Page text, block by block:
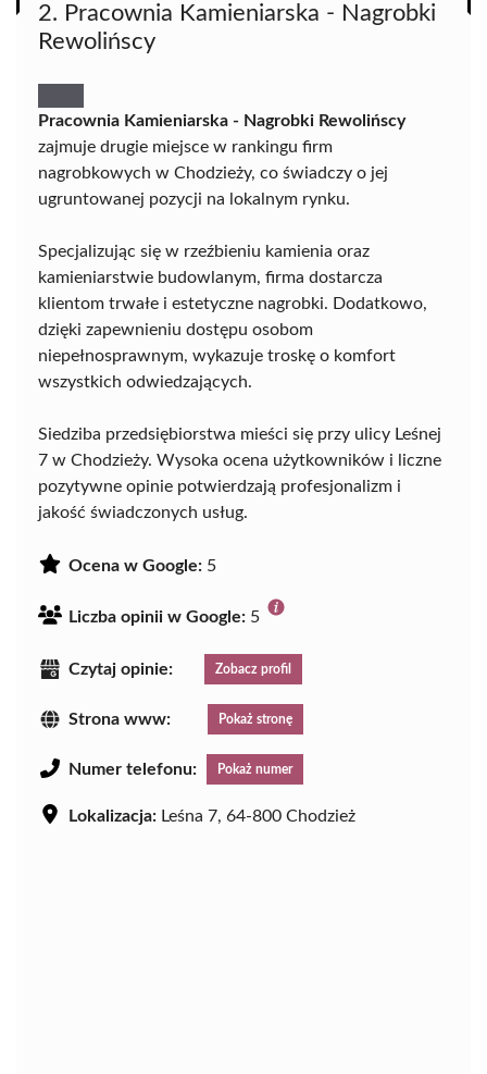
2. Pracownia Kamieniarska - Nagrobki
Rewolińscy
Pracownia Kamieniarska - Nagrobki Rewolińscy
zajmuje drugie miejsce w rankingu firm
nagrobkowych w Chodzieży, co świadczy o jej
ugruntowanej pozycji na lokalnym rynku.
Specjalizując się w rzeźbieniu kamienia oraz
kamieniarstwie budowlanym, firma dostarcza
klientom trwałe i estetyczne nagrobki. Dodatkowo,
dzięki zapewnieniu dostępu osobom
niepełnosprawnym, wykazuje troskę o komfort
wszystkich odwiedzających.
Siedziba przedsiębiorstwa mieści się przy ulicy Leśnej
7 w Chodzieży. Wysoka ocena użytkowników i liczne
pozytywne opinie potwierdzają profesjonalizm i
jakość świadczonych usług.
Ocena w Google: 5
Liczba opinii w Google: 5
Czytaj opinie: Zobacz profil
Strona www: Pokaż stronę
Numer telefonu: Pokaż numer
Lokalizacja: Leśna 7, 64-800 Chodzież